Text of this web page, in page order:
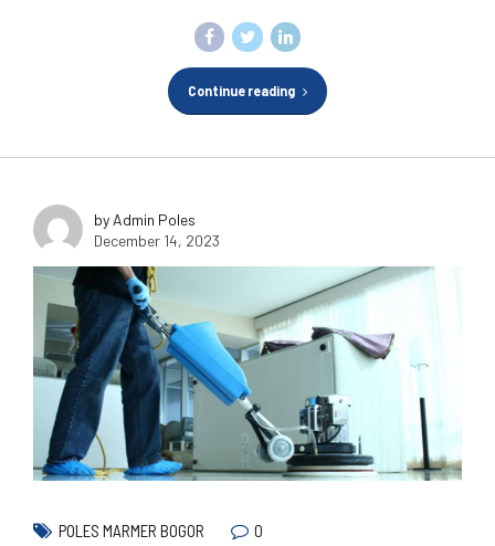
Continue reading
by Admin Poles
December 14, 2023
POLES MARMER BOGOR 0